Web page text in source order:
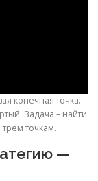
конечная точка.
Задача – найти
точкам.
—